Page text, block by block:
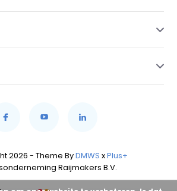
2026 - Theme ByDMWS xPlus+
Raijmakers B.V.